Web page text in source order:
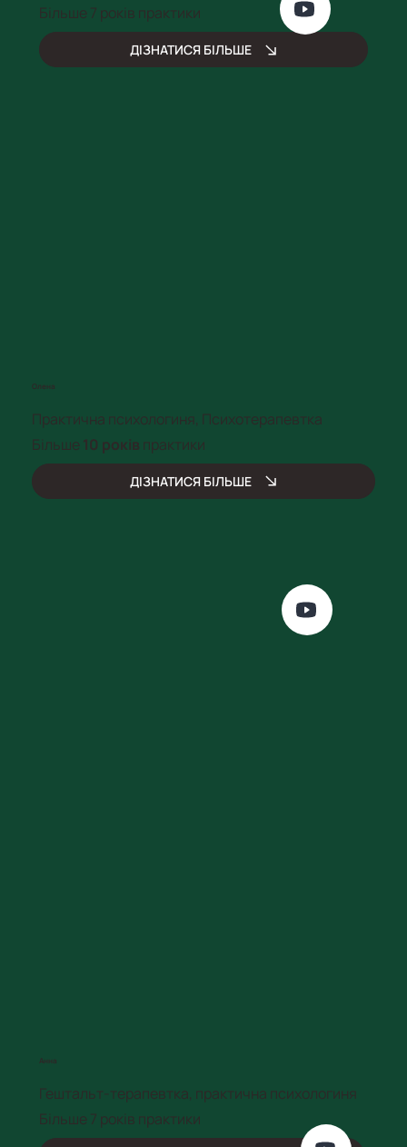
Більше 7 років практики
ДІЗНАТИСЯ БІЛЬШЕ
Олена
Практична психологиня, Психотерапевтка
Більше 10 років практики
ДІЗНАТИСЯ БІЛЬШЕ
Анна
Гештальт-терапевтка, практична психологиня
Більше 7 років практики